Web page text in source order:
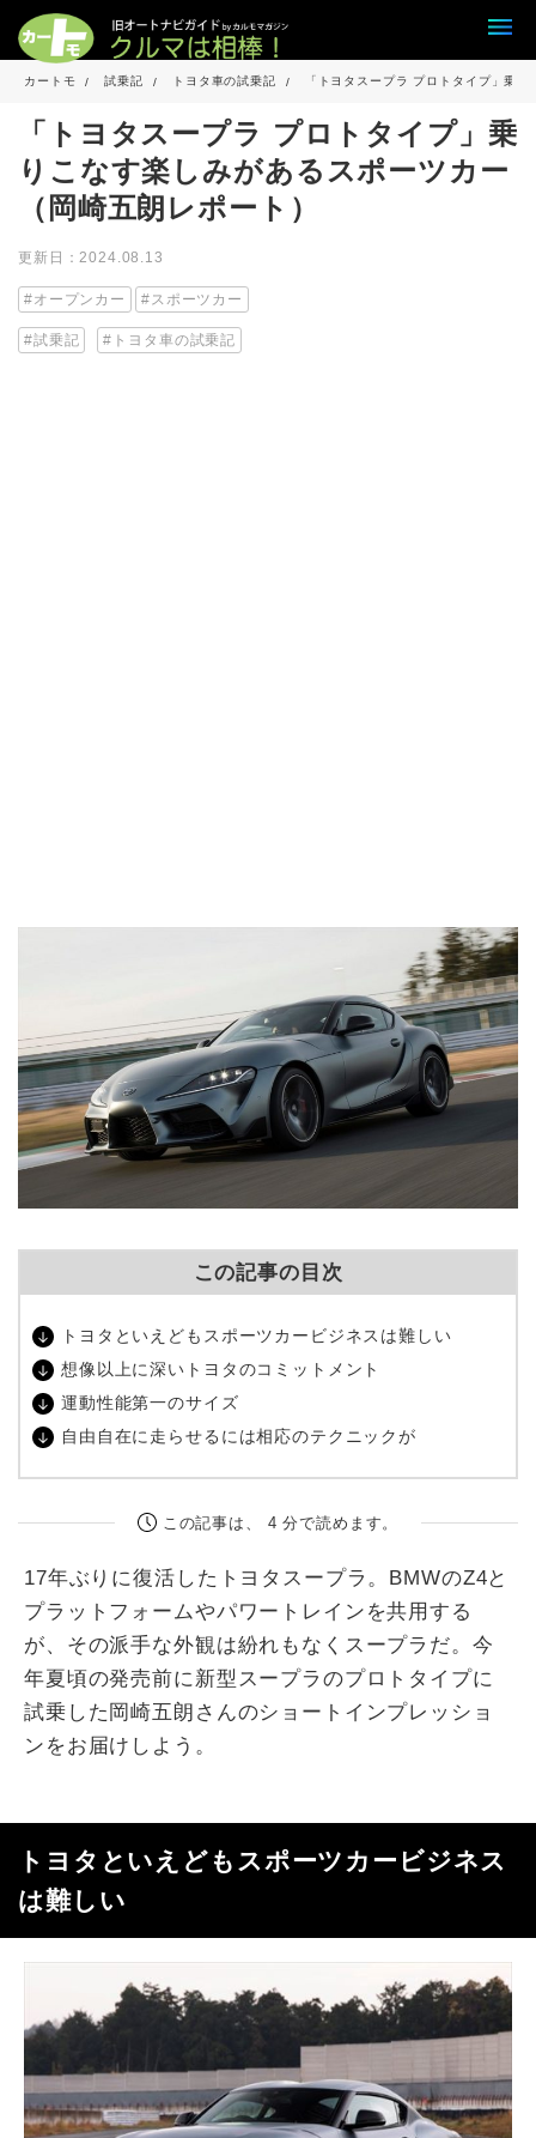
カートモ 試乗記 トヨタ車の試乗記 「トヨタスープラ プロトタイプ」乗
「トヨタスープラ プロトタイプ」乗
りこなす楽しみがあるスポーツカー
（岡崎五朗レポート）
更新日：2024.08.13
オープンカー スポーツカー
試乗記 トヨタ車の試乗記
この記事の目次
トヨタといえどもスポーツカービジネスは難しい
想像以上に深いトヨタのコミットメント
運動性能第一のサイズ
自由自在に走らせるには相応のテクニックが
この記事は、 4 分で読めます。
17年ぶりに復活したトヨタスープラ。BMWのZ4と
プラットフォームやパワートレインを共用する
が、その派手な外観は紛れもなくスープラだ。今
年夏頃の発売前に新型スープラのプロトタイプに
試乗した岡崎五朗さんのショートインプレッショ
ンをお届けしよう。
トヨタといえどもスポーツカービジネス
は難しい